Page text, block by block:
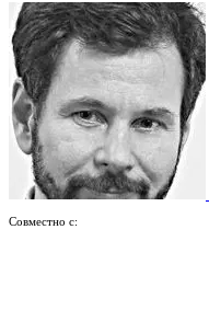
Совместно с: